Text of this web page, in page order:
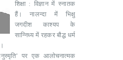
शिक्षा : विज्ञान में स्नातक
हैं। नालन्दा में भिक्षु
जगदीश काश्यप के
सान्निध्य में रहकर बौद्ध धर्म
पर एक आलोचनात्मक